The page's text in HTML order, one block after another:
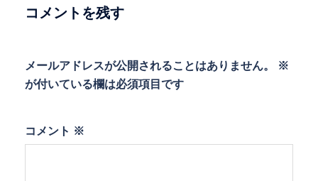
ョコメントを残す
メールアドレスが公開されることはありません。
※
が付いている欄は必須項目です
コメント ※